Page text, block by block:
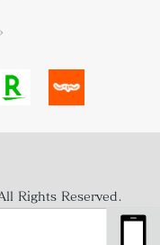
Rights Reserved.